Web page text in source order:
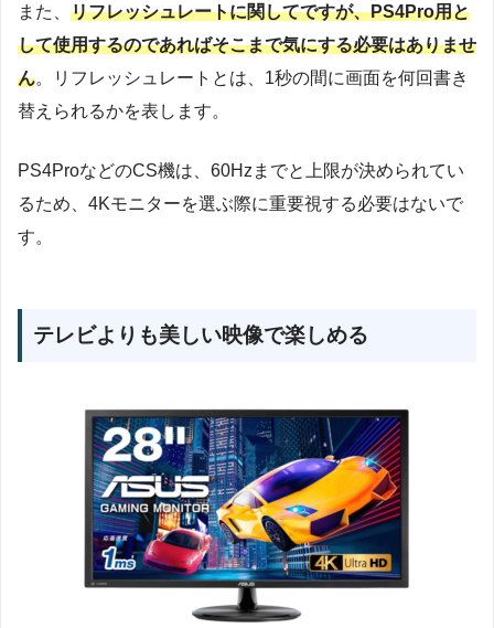
また、 リフレッシュレートに関してですが、PS4Pro用と
して使用するのであればそこまで気にする必要はありませ
ん。リフレッシュレートとは、1秒の間に画面を何回書き
替えられるかを表します。
PS4ProなどのCS機は、60Hzまでと上限が決められてい
るため、4Kモニターを選ぶ際に重要視する必要はないで
す。
テレビよりも美しい映像で楽しめる